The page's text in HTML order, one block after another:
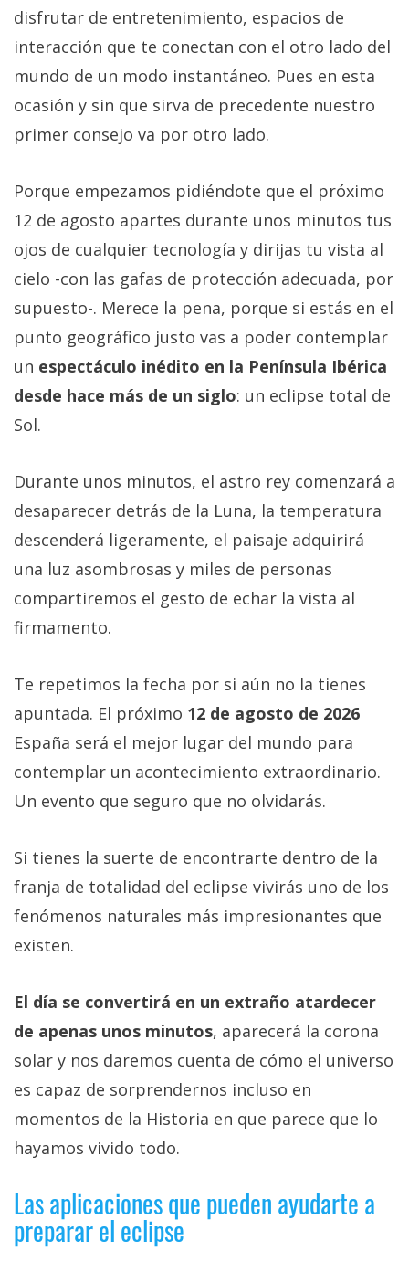
disfrutar de entretenimiento, espacios de
interacción que te conectan con el otro lado del
mundo de un modo instantáneo. Pues en esta
ocasión y sin que sirva de precedente nuestro
primer consejo va por otro lado.
Porque empezamos pidiéndote que el próximo
12 de agosto apartes durante unos minutos tus
ojos de cualquier tecnología y dirijas tu vista al
cielo -con las gafas de protección adecuada, por
supuesto-. Merece la pena, porque si estás en el
punto geográfico justo vas a poder contemplar
un espectáculo inédito en la Península Ibérica
desde hace más de un siglo: un eclipse total de
Sol.
Durante unos minutos, el astro rey comenzará a
desaparecer detrás de la Luna, la temperatura
descenderá ligeramente, el paisaje adquirirá
una luz asombrosas y miles de personas
compartiremos el gesto de echar la vista al
firmamento.
Te repetimos la fecha por si aún no la tienes
apuntada. El próximo 12 de agosto de 2026
España será el mejor lugar del mundo para
contemplar un acontecimiento extraordinario.
Un evento que seguro que no olvidarás.
Si tienes la suerte de encontrarte dentro de la
franja de totalidad del eclipse vivirás uno de los
fenómenos naturales más impresionantes que
existen.
El día se convertirá en un extraño atardecer
de apenas unos minutos, aparecerá la corona
solar y nos daremos cuenta de cómo el universo
es capaz de sorprendernos incluso en
momentos de la Historia en que parece que lo
hayamos vivido todo.
Las aplicaciones que pueden ayudarte a
preparar el eclipse